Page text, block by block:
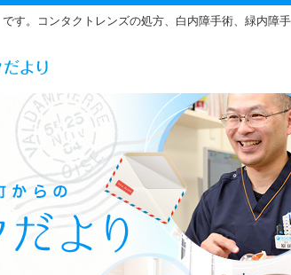
す。コンタクトレンズの処方、白内障手術、緑内障